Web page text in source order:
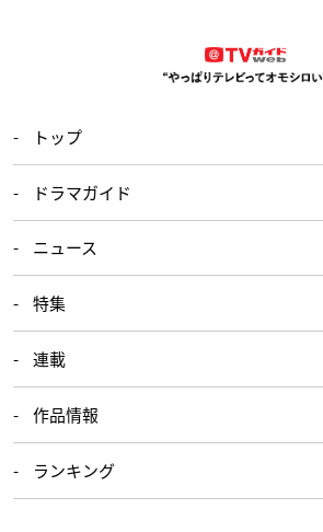
トップ
ドラマガイド
ニュース
特集
連載
作品情報
ランキング